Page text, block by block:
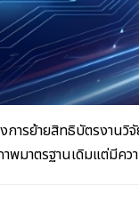
การย้ายสิทธิบัตรงาน
มาตรฐานเดิมแต่มีคว